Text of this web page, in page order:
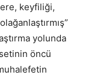
keyfiliği,
yolunda
öncü